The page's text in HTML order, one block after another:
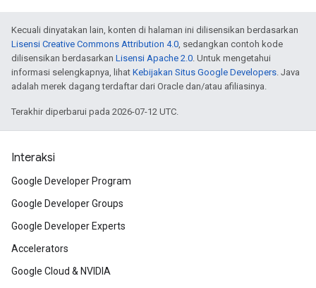
Kecuali dinyatakan lain, konten di halaman ini dilisensikan berdasarkan
Lisensi Creative Commons Attribution 4.0, sedangkan contoh kode
dilisensikan berdasarkan Lisensi Apache 2.0. Untuk mengetahui
informasi selengkapnya, lihat Kebijakan Situs Google Developers. Java
adalah merek dagang terdaftar dari Oracle dan/atau afiliasinya.
Terakhir diperbarui pada 2026-07-12 UTC.
Interaksi
Google Developer Program
Google Developer Groups
Google Developer Experts
Accelerators
Google Cloud & NVIDIA